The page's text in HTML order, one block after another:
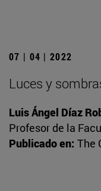
07 | 04 | 2022
Luces y
Luis Ángel Díaz
Profesor de la
Publicado en: The